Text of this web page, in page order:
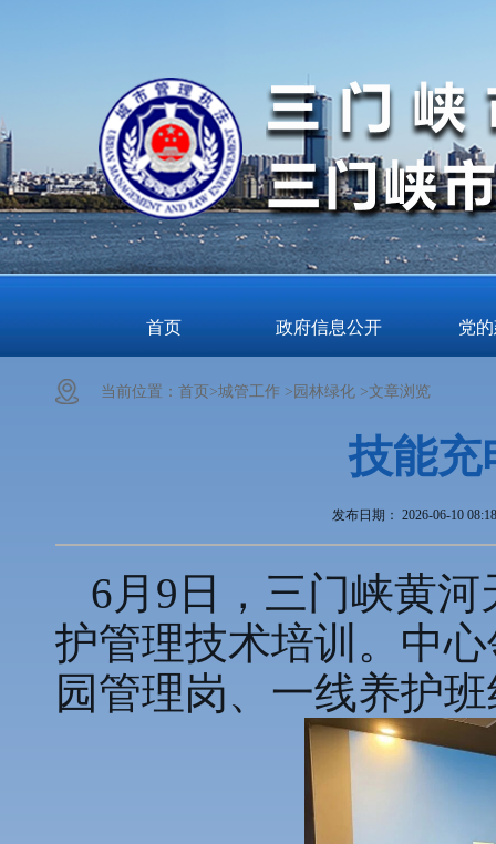
首页 政府信息公开 党
当前位置： 首页>城管工作 > 园林绿化 >文章浏览
技能充
发布日期： 2026-06-10 08:18
6月9日，三门峡黄
护管理技术培训。中
园管理岗、一线养护